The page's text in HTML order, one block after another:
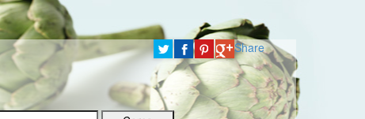
Share